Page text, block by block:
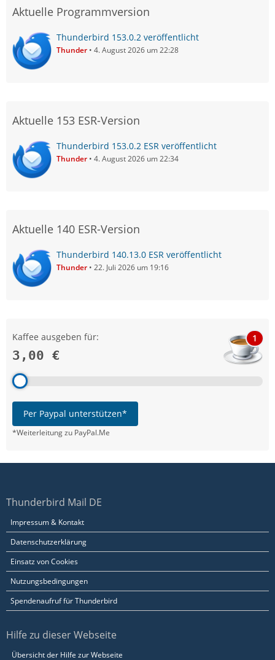
Aktuelle Programmversion
Thunderbird 153.0.2 veröffentlicht
Thunder 4. August 2026 um 22:28
Aktuelle 153 ESR-Version
Thunderbird 153.0.2 ESR veröffentlicht
Thunder 4. August 2026 um 22:34
Aktuelle 140 ESR-Version
Thunderbird 140.13.0 ESR veröffentlicht
Thunder 22. Juli 2026 um 19:16
Kaffee ausgeben für:
3,00 €
1
Per Paypal unterstützen*
*Weiterleitung zu PayPal.Me
Thunderbird Mail DE
Impressum & Kontakt
Datenschutzerklärung
Einsatz von Cookies
Nutzungsbedingungen
Spendenaufruf für Thunderbird
Hilfe zu dieser Webseite
Übersicht der Hilfe zur Webseite